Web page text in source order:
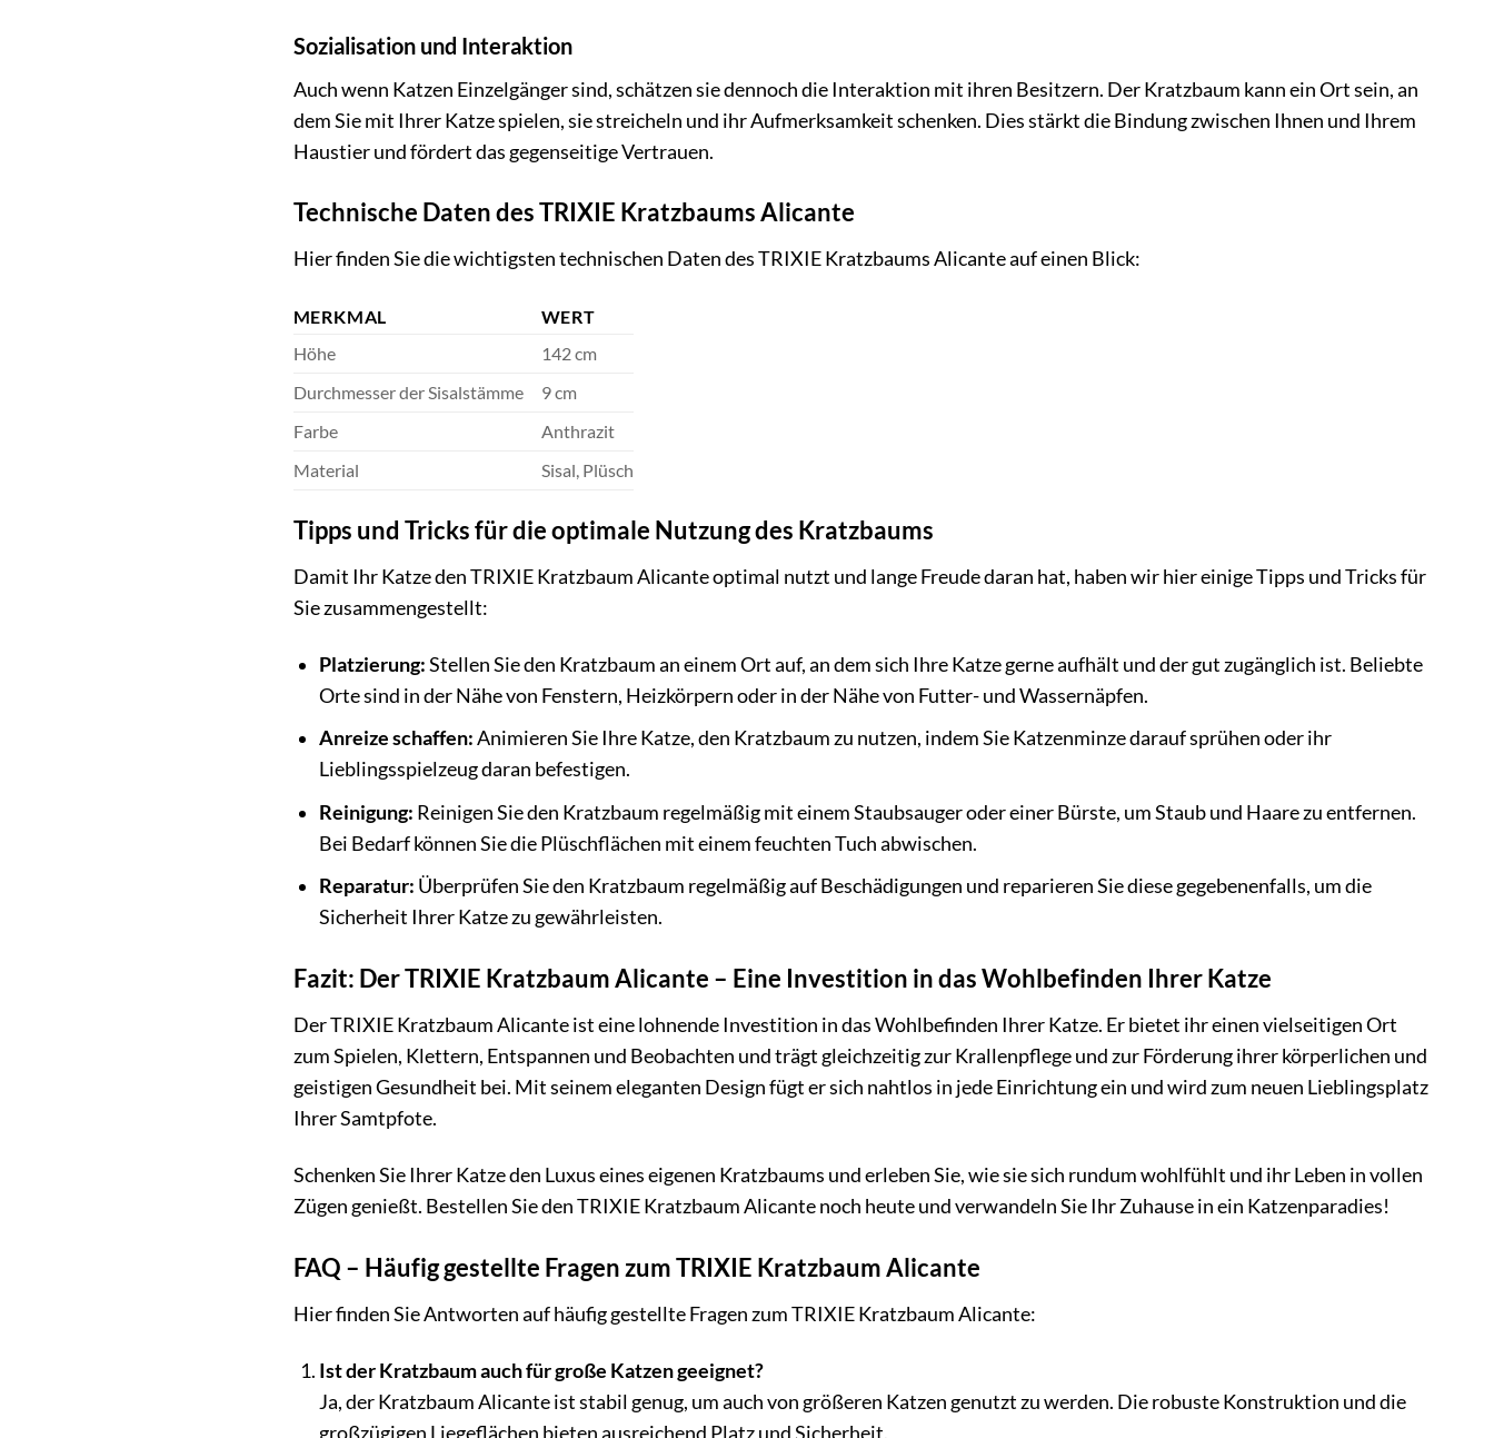
Sozialisation und Interaktion
Auch wenn Katzen Einzelgänger sind, schätzen sie dennoch die Interaktion mit ihren Besitzern. Der Kratzbaum kann ein Ort sein, an
dem Sie mit Ihrer Katze spielen, sie streicheln und ihr Aufmerksamkeit schenken. Dies stärkt die Bindung zwischen Ihnen und Ihrem
Haustier und fördert das gegenseitige Vertrauen.
Technische Daten des TRIXIE Kratzbaums Alicante
Hier finden Sie die wichtigsten technischen Daten des TRIXIE Kratzbaums Alicante auf einen Blick:
MERKMAL
WERT
Höhe
142 cm
Durchmesser der Sisalstämme
9 cm
Farbe
Anthrazit
Material
Sisal, Plüsch
Tipps und Tricks für die optimale Nutzung des Kratzbaums
Damit Ihr Katze den TRIXIE Kratzbaum Alicante optimal nutzt und lange Freude daran hat, haben wir hier einige Tipps und Tricks für
Sie zusammengestellt:
Platzierung:Stellen Sie den Kratzbaum an einem Ort auf, an dem sich Ihre Katze gerne aufhält und der gut zugänglich ist. Beliebte
Orte sind in der Nähe von Fenstern, Heizkörpern oder in der Nähe von Futter- und Wassernäpfen.
Anreize schaffen:Animieren Sie Ihre Katze, den Kratzbaum zu nutzen, indem Sie Katzenminze darauf sprühen oder ihr
Lieblingsspielzeug daran befestigen.
Reinigung: Reinigen Sie den Kratzbaum regelmäßig mit einem Staubsauger oder einer Bürste, um Staub und Haare zu entfernen.
Bei Bedarf können Sie die Plüschflächen mit einem feuchten Tuch abwischen.
Reparatur: Überprüfen Sie den Kratzbaum regelmäßig auf Beschädigungen und reparieren Sie diese gegebenenfalls, um die
Sicherheit Ihrer Katze zu gewährleisten.
Fazit: Der TRIXIE Kratzbaum Alicante – Eine Investition in das Wohlbefinden Ihrer Katze
Der TRIXIE Kratzbaum Alicante ist eine lohnende Investition in das Wohlbefinden Ihrer Katze. Er bietet ihr einen vielseitigen Ort
zum Spielen, Klettern, Entspannen und Beobachten und trägt gleichzeitig zur Krallenpflege und zur Förderung ihrer körperlichen und
geistigen Gesundheit bei. Mit seinem eleganten Design fügt er sich nahtlos in jede Einrichtung ein und wird zum neuen Lieblingsplatz
Ihrer Samtpfote.
Schenken Sie Ihrer Katze den Luxus eines eigenen Kratzbaums und erleben Sie, wie sie sich rundum wohlfühlt und ihr Leben in vollen
Zügen genießt. Bestellen Sie den TRIXIE Kratzbaum Alicante noch heute und verwandeln Sie Ihr Zuhause in ein Katzenparadies!
FAQ – Häufig gestellte Fragen zum TRIXIE Kratzbaum Alicante
Hier finden Sie Antworten auf häufig gestellte Fragen zum TRIXIE Kratzbaum Alicante:
Ist der Kratzbaum auch für große Katzen geeignet?
Ja, der Kratzbaum Alicante ist stabil genug, um auch von größeren Katzen genutzt zu werden. Die robuste Konstruktion und die
großzügigen Liegeflächen bieten ausreichend Platz und Sicherheit.